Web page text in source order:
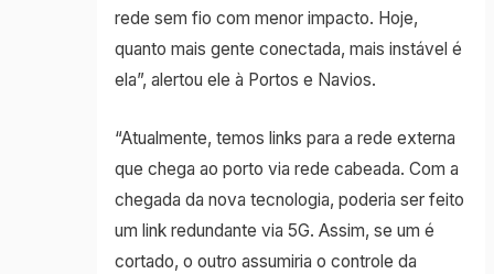
rede sem fio com menor impacto. Hoje,
quanto mais gente conectada, mais instável é
ela”, alertou ele à Portos e Navios.
“Atualmente, temos links para a rede externa
que chega ao porto via rede cabeada. Com a
chegada da nova tecnologia, poderia ser feito
um link redundante via 5G. Assim, se um é
cortado, o outro assumiria o controle da